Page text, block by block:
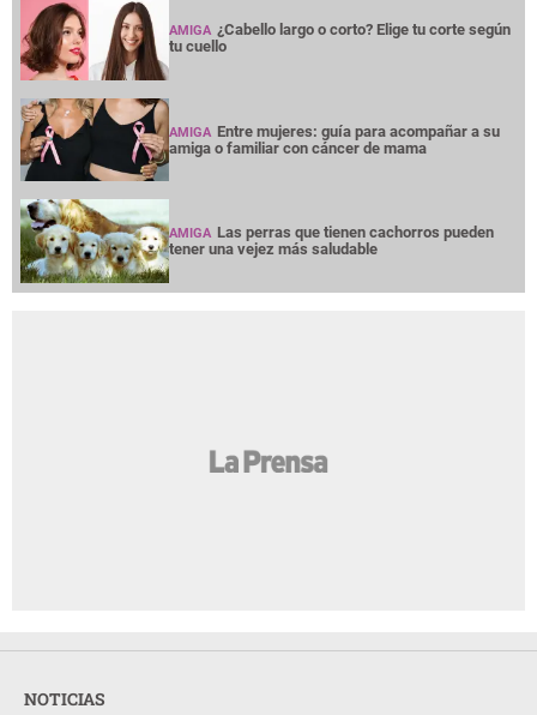
AMIGA ¿Cabello largo o corto? Elige tu corte según
tu cuello
AMIGA Entre mujeres: guía para acompañar a su
amiga o familiar con cáncer de mama
AMIGA Las perras que tienen cachorros pueden
tener una vejez más saludable
NOTICIAS